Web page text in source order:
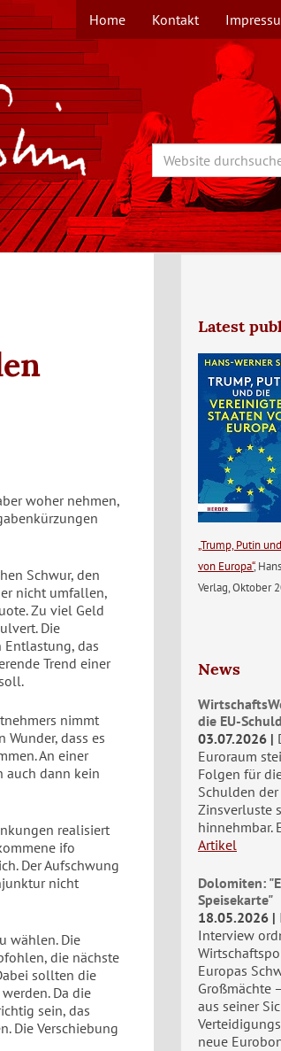
TOPMENÜ
Home Kontakt
Search
woher nehmen,
Schwur, den
nicht umfallen,
Zu viel Geld
Die
Entlastung, das
Trend einer
nimmt
dass es
An einer
auch dann kein
realisiert
ifo
Der Aufschwung
nicht
wählen. Die
die nächste
sollten die
Da die
sein, das
Die Verschiebung
Latest
„Trump, Putin
von Europa“,
Verlag, Oktober
News
die EU-
03.07.2026
Euroraum
Folgen für
Schulden der
Zinsverluste
hinnehmbar.
Artikel
Dolomiten:
Speisekarte"
18.05.2026
Interview
Europas
Großmächte
aus seiner
neue